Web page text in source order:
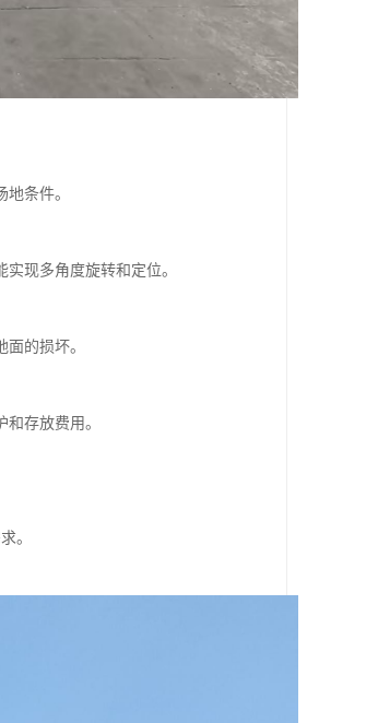
条件。
现多角度旋转和定位。
的损坏。
存放费用。
。